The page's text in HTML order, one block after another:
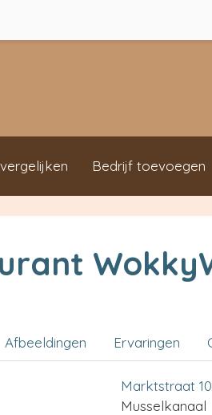
Bedrijf toevoegen
Afbeeldingen Ervaringen
Marktstraat
Musselkanaal